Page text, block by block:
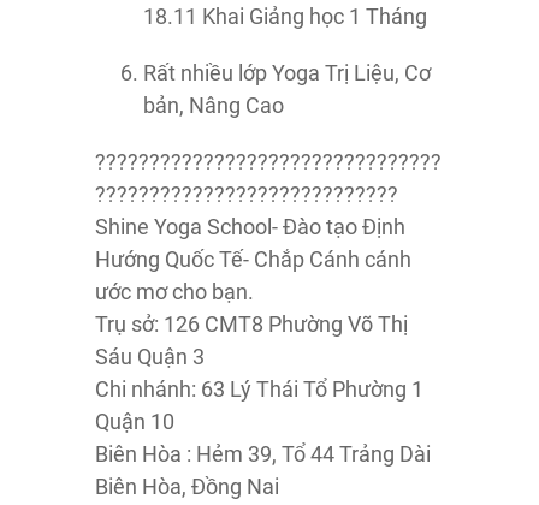
18.11 Khai Giảng học 1 Tháng
Rất nhiều lớp Yoga Trị Liệu, Cơ
bản, Nâng Cao
????????????????????????????????
????????????????????????????
Shine Yoga School- Đào tạo Định
Hướng Quốc Tế- Chắp Cánh cánh
ước mơ cho bạn.
Trụ sở: 126 CMT8 Phường Võ Thị
Sáu Quận 3
Chi nhánh: 63 Lý Thái Tổ Phường 1
Quận 10
Biên Hòa : Hẻm 39, Tổ 44 Trảng Dài
Biên Hòa, Đồng Nai